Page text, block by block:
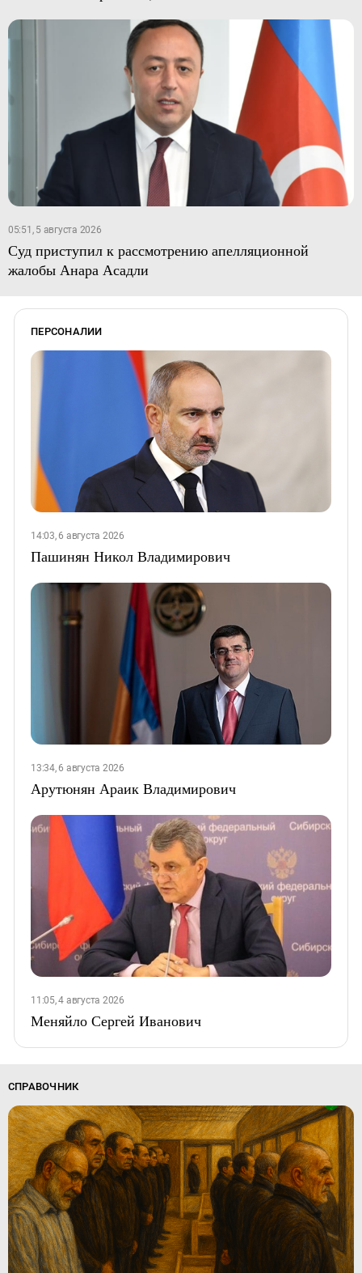
05:51, 5 августа 2026
Суд приступил к рассмотрению апелляционной
жалобы Анара Асадли
ПЕРСОНАЛИИ
14:03, 6 августа 2026
Пашинян Никол Владимирович
13:34, 6 августа 2026
Арутюнян Араик Владимирович
11:05, 4 августа 2026
Меняйло Сергей Иванович
СПРАВОЧНИК